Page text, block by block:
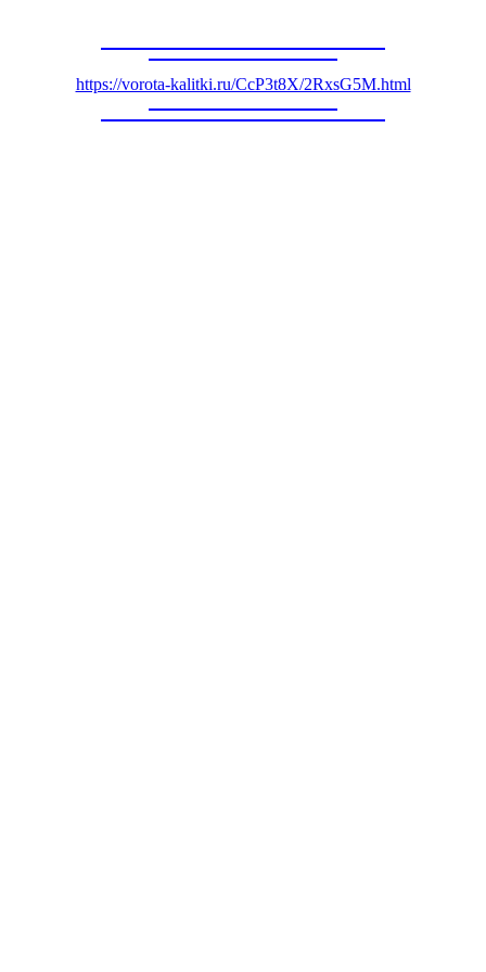
https://vorota-kalitki.ru/CcP3t8X/2RxsG5M.html